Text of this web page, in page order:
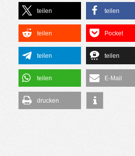
teilen teilen
teilen Pocket
teilen teilen
teilen E-Mail
drucken